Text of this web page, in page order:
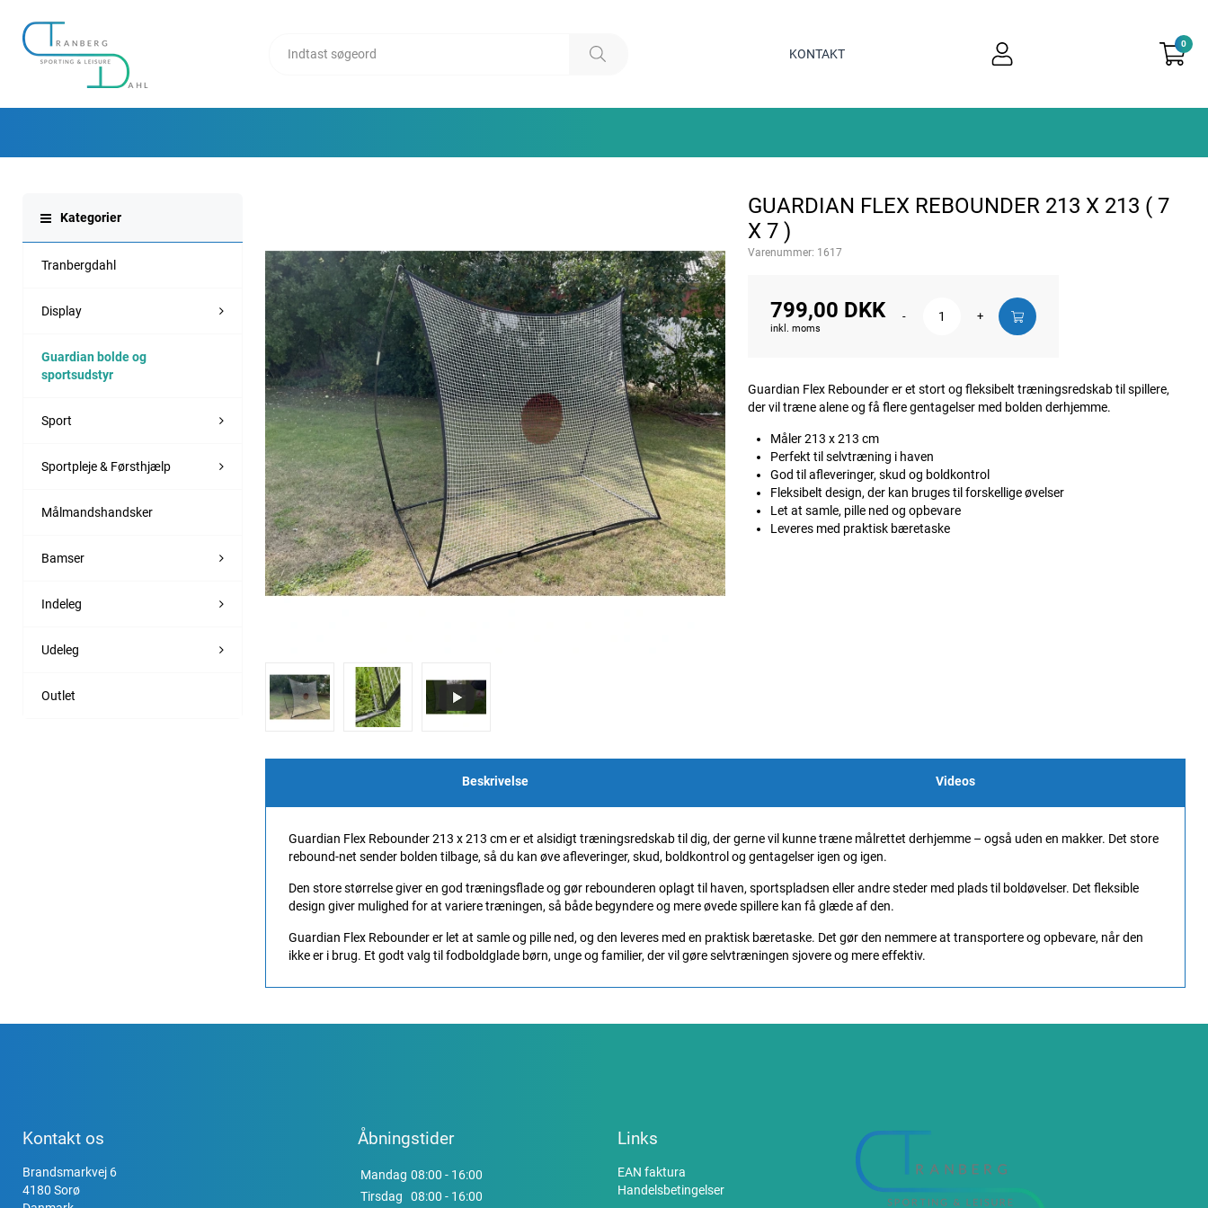
KONTAKT
0
Kategorier
Tranbergdahl
Display
Guardian bolde og
sportsudstyr
Sport
Sportpleje & Førsthjælp
Målmandshandsker
Bamser
Indeleg
Udeleg
Outlet
GUARDIAN FLEX REBOUNDER 213 X 213 ( 7
X 7 )
Varenummer: 1617
799,00 DKK
inkl. moms
- +
Guardian Flex Rebounder er et stort og fleksibelt træningsredskab til spillere,
der vil træne alene og få flere gentagelser med bolden derhjemme.
Måler 213 x 213 cm
Perfekt til selvtræning i haven
God til afleveringer, skud og boldkontrol
Fleksibelt design, der kan bruges til forskellige øvelser
Let at samle, pille ned og opbevare
Leveres med praktisk bæretaske
Beskrivelse Videos
Guardian Flex Rebounder 213 x 213 cm er et alsidigt træningsredskab til dig, der gerne vil kunne træne målrettet derhjemme – også uden en makker. Det store
rebound-net sender bolden tilbage, så du kan øve afleveringer, skud, boldkontrol og gentagelser igen og igen.
Den store størrelse giver en god træningsflade og gør rebounderen oplagt til haven, sportspladsen eller andre steder med plads til boldøvelser. Det fleksible
design giver mulighed for at variere træningen, så både begyndere og mere øvede spillere kan få glæde af den.
Guardian Flex Rebounder er let at samle og pille ned, og den leveres med en praktisk bæretaske. Det gør den nemmere at transportere og opbevare, når den
ikke er i brug. Et godt valg til fodboldglade børn, unge og familier, der vil gøre selvtræningen sjovere og mere effektiv.
Kontakt os
Brandsmarkvej 6
4180 Sorø
Åbningstider
Mandag 08:00 - 16:00
Tirsdag
08:00 - 16:00
Links
EAN faktura
Handelsbetingelser